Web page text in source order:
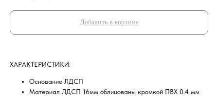
Добавить в корзину
ХAРAKТEPИCТИKИ:
Основание ЛДСП
Материал ЛДСП 16мм облицованы кромкой ПВХ 0.4 мм